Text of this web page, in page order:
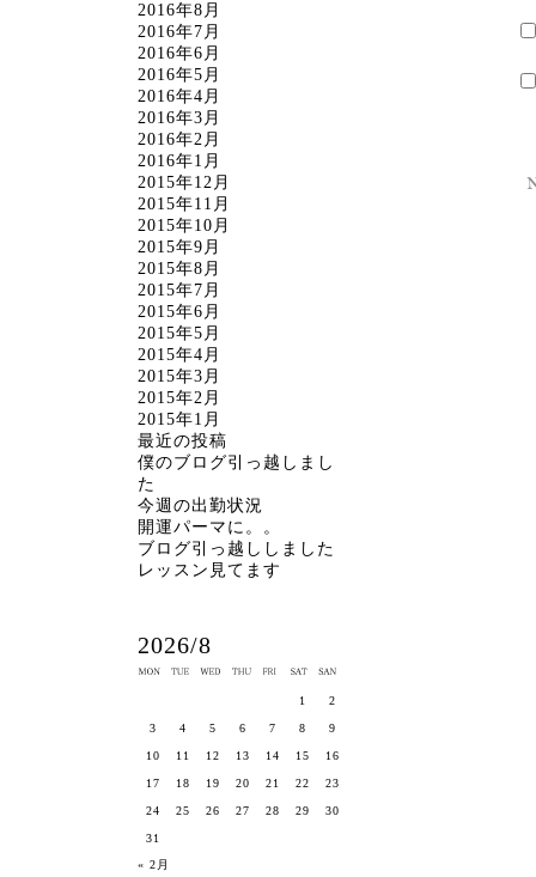
2016年8月
2016年7月
2016年6月
2016年5月
2016年4月
2016年3月
2016年2月
2016年1月
2015年12月
2015年11月
2015年10月
2015年9月
2015年8月
2015年7月
2015年6月
2015年5月
2015年4月
2015年3月
2015年2月
2015年1月
最近の投稿
僕のブログ引っ越しまし
た
今週の出勤状況
開運パーマに。。
ブログ引っ越ししました
レッスン見てます
2026/8
« 2月
1 2
3 4 5 6 7 8 9
10 11 12 13 14 15 16
17 18 19 20 21 22 23
24 25 26 27 28 29 30
31